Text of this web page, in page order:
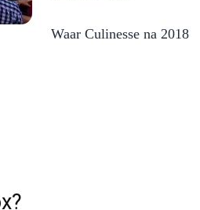
Waar Culinesse na 2018